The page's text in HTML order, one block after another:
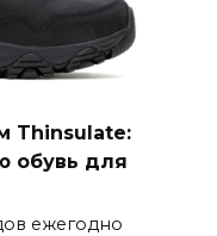
Thinsulate:
обувь для
ежегодно